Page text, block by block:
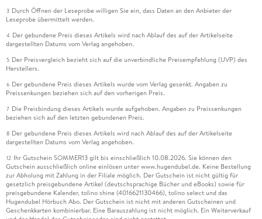
3 Durch Öffnen der Leseprobe willigen Sie ein, dass Daten an den Anbieter der
Leseprobe übermittelt werden.
4 Der gebundene Preis dieses Artikels wird nach Ablauf des auf der Artikelseite
dargestellten Datums vom Verlag angehoben.
5 Der Preisvergleich bezieht sich auf die unverbindliche Preisempfehlung (UVP) des
Herstellers.
6 Der gebundene Preis dieses Artikels wurde vom Verlag gesenkt. Angaben zu
Preissenkungen beziehen sich auf den vorherigen Preis.
7 Die Preisbindung dieses Artikels wurde aufgehoben. Angaben zu Preissenkungen
beziehen sich auf den letzten gebundenen Preis.
8 Der gebundene Preis dieses Artikels wird nach Ablauf des auf der Artikelseite
dargestellten Datums vom Verlag angehoben.
12 Ihr Gutschein SOMMER13 gilt bis einschließlich 10.08.2026. Sie können den
Gutschein ausschließlich online einlösen unter www.hugendubel.de. Keine Bestellung
zur Abholung mit Zahlung in der Filiale möglich. Der Gutschein ist nicht gültig für
gesetzlich preisgebundene Artikel (deutschsprachige Bücher und eBooks) sowie für
preisgebundene Kalender, tolino shine (4016621130466), tolino select und das
Hugendubel Hörbuch Abo. Der Gutschein ist nicht mit anderen Gutscheinen und
Geschenkkarten kombinierbar. Eine Barauszahlung ist nicht möglich. Ein Weiterverkauf